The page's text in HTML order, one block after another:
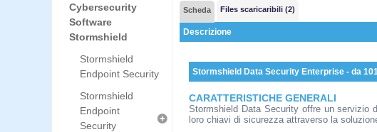
Cybersecurity
Software
Stormshield
Stormshield
Endpoint Security
Stormshield
Endpoint
Security
Scheda Files scaricaribili (2)
Descrizione
Stormshield Data Security Enterprise - da
CARATTERISTICHE GENERALI
Stormshield Data Security offre un servizio
loro chiavi di sicurezza attraverso la